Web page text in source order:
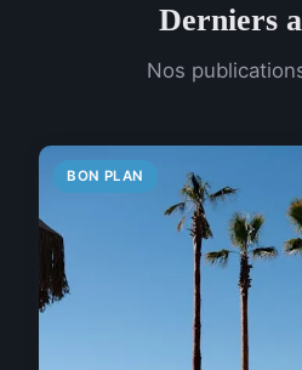
Derniers
Nos
BON PLAN